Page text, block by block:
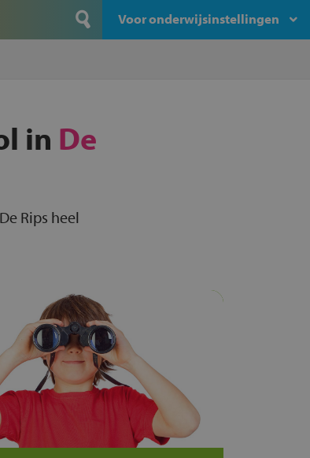
Voor onderwijsinstellingen
in De
Rips heel